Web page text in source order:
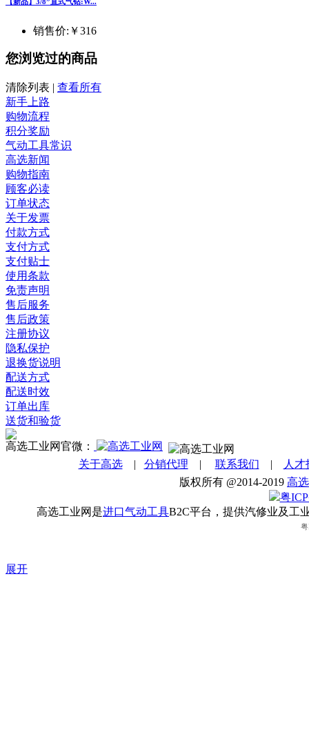
销售价: ￥316
您浏览过的商品
清除列表 | 查看所有
新手上路
购物流程
积分奖励
气动工具常识
高选新闻
购物指南
顾客必读
订单状态
关于发票
付款方式
支付方式
支付贴士
使用条款
免责声明
售后服务
售后政策
注册协议
隐私保护
退换货说明
配送方式
配送时效
订单出库
送货和验货
高选工业网官微：
关于高选| 分销代理 | 联系我们 |
人才
版权所有 @2014-2019 高
粤
高选工业网是进口气动工具B2C平台，提供汽修业及工
展开